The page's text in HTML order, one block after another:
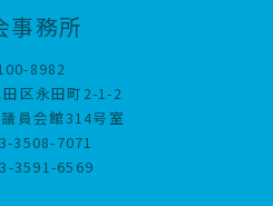
事務所
8982
区永田町2-1-2
員会館314号室
3508-7071
3591-6569